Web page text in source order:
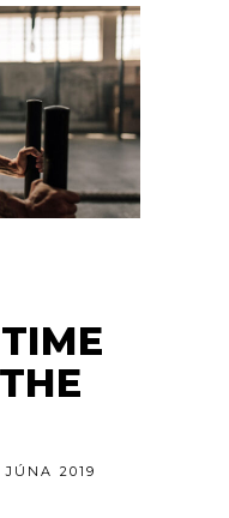
JÚNA 2019